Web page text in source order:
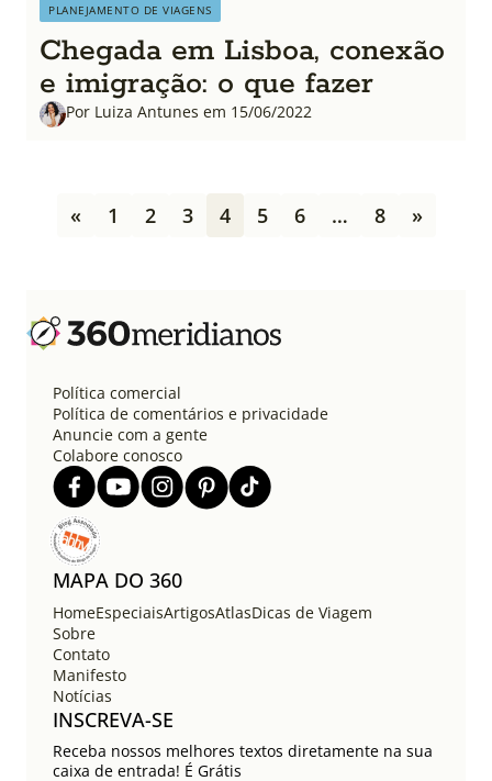
PLANEJAMENTO DE VIAGENS
Chegada em Lisboa, conexão
e imigração: o que fazer
Por Luiza Antunes em 15/06/2022
a
ç
« 1 2 3 4 5 6 … 8 »
Política comercial
Política de comentários e privacidade
Anuncie com a gente
Colabore conosco
MAPA DO 360
HomeEspeciaisArtigosAtlasDicas de Viagem
Sobre
Contato
Manifesto
Notícias
INSCREVA-SE
Receba nossos melhores textos diretamente na sua
caixa de entrada! É Grátis